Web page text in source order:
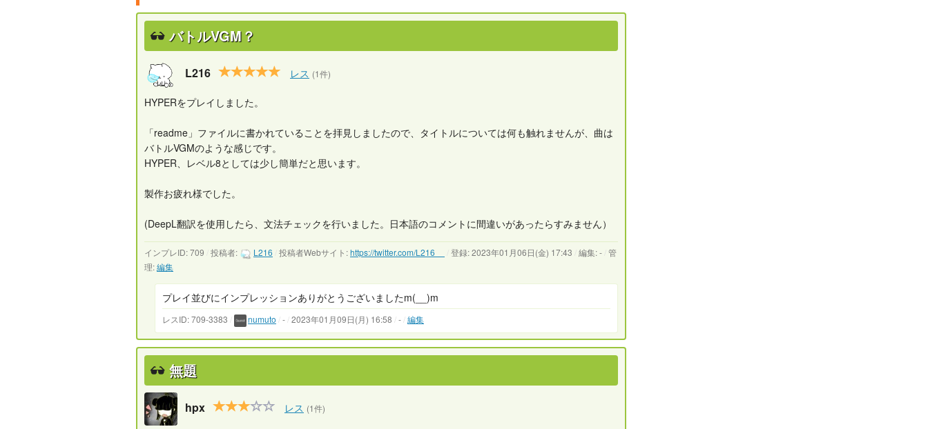
バトルVGM？
L216 レス (1件)
HYPERをプレイしました。
「readme」ファイルに書かれていることを拝見しましたので、タイトルについては何も触れませんが、曲は
バトルVGMのような感じです。
HYPER、レベル8としては少し簡単だと思います。
製作お疲れ様でした。
(DeepL翻訳を使用したら、文法チェックを行いました。日本語のコメントに間違いがあったらすみません）
インプレID: 709 投稿者: L216 投稿者Webサイト:https://twitter.com/L216__ 登録: 2023年01月06日(金) 17:43 編集: - 管
理:編集
プレイ並びにインプレッションありがとうございましたm(__)m
レスID: 709-3383 numuto - 2023年01月09日(月) 16:58 - 編集
無題
hpx レス (1件)